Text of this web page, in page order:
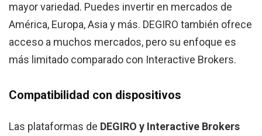
mayor variedad. Puedes invertir en mercados de
América, Europa, Asia y más. DEGIRO también ofrece
acceso a muchos mercados, pero su enfoque es
más limitado comparado con Interactive Brokers.
Compatibilidad con dispositivos
Las plataformas de DEGIRO y Interactive Brokers